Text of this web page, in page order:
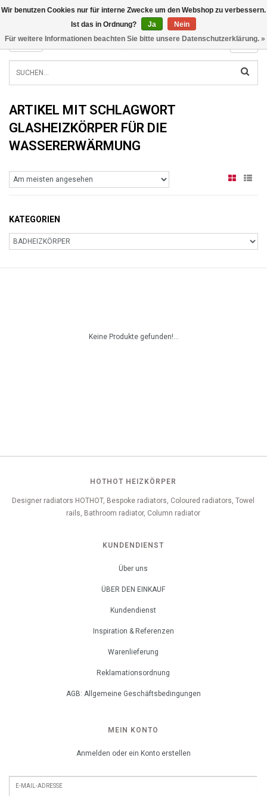
INFO@RADIATORS.SHOP
MENU
ARTIKEL MIT SCHLAGWORT
GLASHEIZKÖRPER FÜR DIE
WASSERERWÄRMUNG
KATEGORIEN
Keine Produkte gefunden!...
HOTHOT HEIZKÖRPER
Designer radiators HOTHOT, Bespoke radiators, Coloured radiators, Towel
rails, Bathroom radiator, Column radiator
KUNDENDIENST
Über uns
ÜBER DEN EINKAUF
Kundendienst
Inspiration & Referenzen
Warenlieferung
Reklamationsordnung
AGB: Allgemeine Geschäftsbedingungen
MEIN KONTO
Anmelden oder ein Konto erstellen
Wir benutzen Cookies nur für interne Zwecke um den Webshop zu verbessern.
Ist das in Ordnung?
Ja
Nein
Für weitere Informationen beachten Sie bitte unsere Datenschutzerklärung. »